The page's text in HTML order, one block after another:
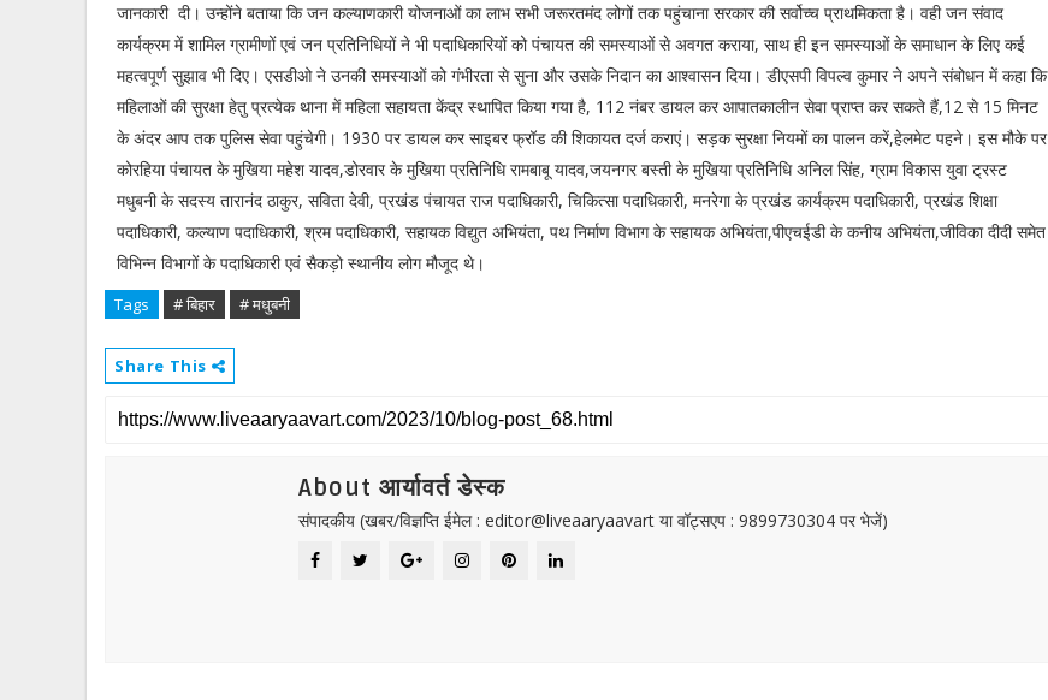
जानकारी दी। उन्होंने बताया कि जन कल्याणकारी योजनाओं का लाभ सभी जरूरतमंद लोगों तक पहुंचाना सरकार की सर्वोच्च प्राथमिकता है। वही जन संवाद
कार्यक्रम में शामिल ग्रामीणों एवं जन प्रतिनिधियों ने भी पदाधिकारियों को पंचायत की समस्याओं से अवगत कराया, साथ ही इन समस्याओं के समाधान के लिए कई
महत्वपूर्ण सुझाव भी दिए। एसडीओ ने उनकी समस्याओं को गंभीरता से सुना और उसके निदान का आश्वासन दिया। डीएसपी विपल्व कुमार ने अपने संबोधन में कहा कि
महिलाओं की सुरक्षा हेतु प्रत्येक थाना में महिला सहायता केंद्र स्थापित किया गया है, 112 नंबर डायल कर आपातकालीन सेवा प्राप्त कर सकते हैं,12 से 15 मिनट
के अंदर आप तक पुलिस सेवा पहुंचेगी। 1930 पर डायल कर साइबर फ्रॉड की शिकायत दर्ज कराएं। सड़क सुरक्षा नियमों का पालन करें,हेलमेट पहने। इस मौके पर
कोरहिया पंचायत के मुखिया महेश यादव,डोरवार के मुखिया प्रतिनिधि रामबाबू यादव,जयनगर बस्ती के मुखिया प्रतिनिधि अनिल सिंह, ग्राम विकास युवा ट्रस्ट
मधुबनी के सदस्य तारानंद ठाकुर, सविता देवी, प्रखंड पंचायत राज पदाधिकारी, चिकित्सा पदाधिकारी, मनरेगा के प्रखंड कार्यक्रम पदाधिकारी, प्रखंड शिक्षा
पदाधिकारी, कल्याण पदाधिकारी, श्रम पदाधिकारी, सहायक विद्युत अभियंता, पथ निर्माण विभाग के सहायक अभियंता,पीएचईडी के कनीय अभियंता,जीविका दीदी समेत
विभिन्न विभागों के पदाधिकारी एवं सैकड़ो स्थानीय लोग मौजूद थे।
Tags # बिहार # मधुबनी
Share This
About आर्यावर्त डेस्क
संपादकीय (खबर/विज्ञप्ति ईमेल : editor@liveaaryaavart या वॉट्सएप : 9899730304 पर भेजें)